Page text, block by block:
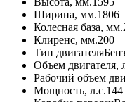
Ширина, мм.1806
Колесная база, мм.
Клиренс, мм.200
Тип двигателя
Объем двигателя,
Рабочий объем
Мощность, л.с.144